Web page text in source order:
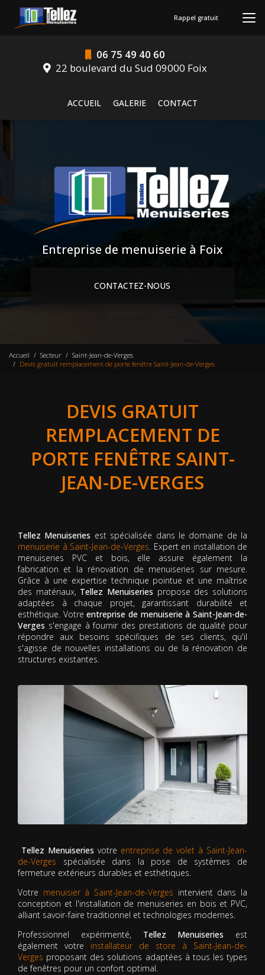
contenu
06 75 49 40 60
22 boulevard du Sud 09000 Foix
ACCUEIL
GALERIE CONTACT
Rappel gratuit
Entreprise de menuiserie à Foix
CONTACTEZ-NOUS
Accueil Secteur
Saint-Jean-de-Verges
Devis gratuit remplacement de porte fenêtre Saint-Jean-de-Verges
DEVIS GRATUIT
REMPLACEMENT DE
PORTE FENÊTRE SAINT-
JEAN-DE-VERGES
Tellez Menuiseries est spécialisée dans le domaine de la
menuiserie à Saint-Jean-de-Verges. Expert en installation de
menuiseries PVC et bois, elle assure également la
fabrication et la rénovation de menuiseries sur mesure.
Grâce à une expertise technique pointue et une maîtrise
des matériaux, Tellez Menuiseries propose des solutions
adaptées à chaque projet, garantissant durabilité et
esthétique. Votreentreprise de menuiserie à Saint-Jean-de-
Verges s'engage à fournir des prestations de qualité pour
répondre aux besoins spécifiques de ses clients, qu'il
s'agisse de nouvelles installations ou de la rénovation de
structures existantes.
Tellez Menuiseries votre entreprise de volet à Saint-Jean-
de-Verges spécialisée dans la pose de systèmes de
fermeture extérieurs durables et esthétiques.
Votre menuisier à Saint-Jean-de-Verges intervient dans la
conception et l'installation de menuiseries en bois et PVC,
alliant savoir-faire traditionnel et technologies modernes.
Professionnel expérimenté, Tellez Menuiseries est
également votre installateur de store à Saint-Jean-de-
Verges proposant des solutions adaptées à tous les types
de fenêtres pour un confort optimal.